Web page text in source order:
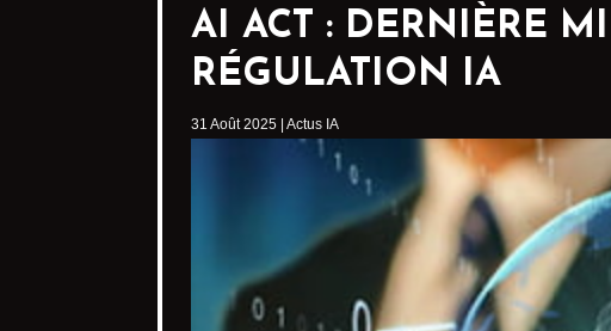
AI ACT : DERNIÈRE
RÉGULATION IA
31 Août 2025 Actus IA